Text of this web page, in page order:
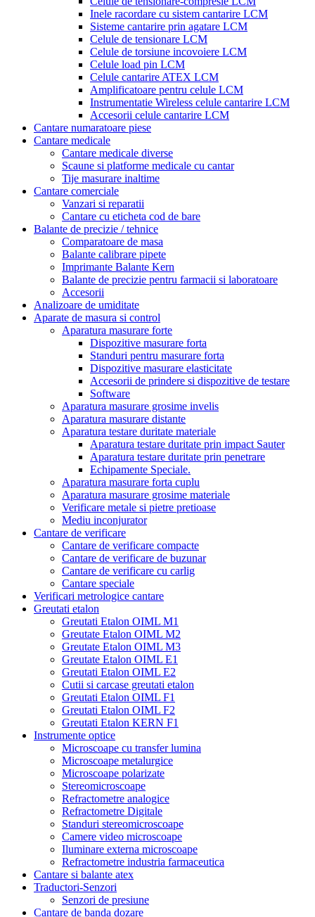
Inele racordare cu sistem cantarire LCM
Sisteme cantarire prin agatare LCM
Celule de tensionare LCM
Celule de torsiune incovoiere LCM
Celule load pin LCM
Celule cantarire ATEX LCM
Amplificatoare pentru celule LCM
Instrumentatie Wireless celule cantarire LCM
Accesorii celule cantarire LCM
Cantare numaratoare piese
Cantare medicale
Cantare medicale diverse
Scaune si platforme medicale cu cantar
Tije masurare inaltime
Cantare comerciale
Vanzari si reparatii
Cantare cu eticheta cod de bare
Balante de precizie / tehnice
Comparatoare de masa
Balante calibrare pipete
Imprimante Balante Kern
Balante de precizie pentru farmacii si laboratoare
Accesorii
Analizoare de umiditate
Aparate de masura si control
Aparatura masurare forte
Dispozitive masurare forta
Standuri pentru masurare forta
Dispozitive masurare elasticitate
Accesorii de prindere si dispozitive de testare
Software
Aparatura masurare grosime invelis
Aparatura masurare distante
Aparatura testare duritate materiale
Aparatura testare duritate prin impact Sauter
Aparatura testare duritate prin penetrare
Echipamente Speciale.
Aparatura masurare forta cuplu
Aparatura masurare grosime materiale
Verificare metale si pietre pretioase
Mediu inconjurator
Cantare de verificare
Cantare de verificare compacte
Cantare de verificare de buzunar
Cantare de verificare cu carlig
Cantare speciale
Verificari metrologice cantare
Greutati etalon
Greutati Etalon OIML M1
Greutate Etalon OIML M2
Greutate Etalon OIML M3
Greutate Etalon OIML E1
Greutati Etalon OIML E2
Cutii si carcase greutati etalon
Greutati Etalon OIML F1
Greutati Etalon OIML F2
Greutati Etalon KERN F1
Instrumente optice
Microscoape cu transfer lumina
Microscoape metalurgice
Microscoape polarizate
Stereomicroscoape
Refractometre analogice
Refractometre Digitale
Standuri stereomicroscoape
Camere video microscoape
Iluminare externa microscoape
Refractometre industria farmaceutica
Cantare si balante atex
Traductori-Senzori
Senzori de presiune
Cantare de banda dozare